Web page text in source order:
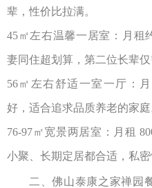
辈，性价比拉满。
45㎡左右温馨一居室：月租
妻同住超划算，第二位长辈
56㎡左右舒适一室一厅：
好，适合追求品质养老的家庭
76-97㎡宽景两居室：月租
小聚、长期定居都合适，私密
二、佛山泰康之家禅园